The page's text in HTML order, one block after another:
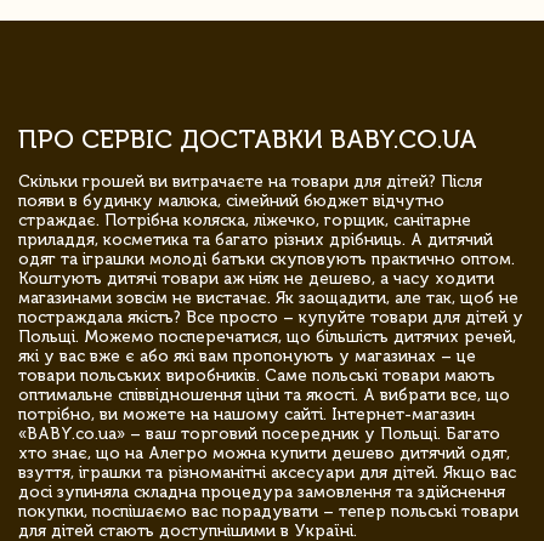
ПРО СЕРВІС ДОСТАВКИ BABY.CO.UA
Скільки грошей ви витрачаєте на товари для дітей? Після
появи в будинку малюка, сімейний бюджет відчутно
страждає. Потрібна коляска, ліжечко, горщик, санітарне
приладдя, косметика та багато різних дрібниць. А дитячий
одяг та іграшки молоді батьки скуповують практично оптом.
Коштують дитячі товари аж ніяк не дешево, а часу ходити
магазинами зовсім не вистачає. Як заощадити, але так, щоб не
постраждала якість? Все просто – купуйте товари для дітей у
Польщі. Можемо посперечатися, що більшість дитячих речей,
які у вас вже є або які вам пропонують у магазинах – це
товари польських виробників. Саме польські товари мають
оптимальне співвідношення ціни та якості. А вибрати все, що
потрібно, ви можете на нашому сайті. Інтернет-магазин
«BABY.co.ua» – ваш торговий посередник у Польщі. Багато
хто знає, що на Алегро можна купити дешево дитячий одяг,
взуття, іграшки та різноманітні аксесуари для дітей. Якщо вас
досі зупиняла складна процедура замовлення та здійснення
покупки, поспішаємо вас порадувати – тепер польські товари
для дітей стають доступнішими в Україні.